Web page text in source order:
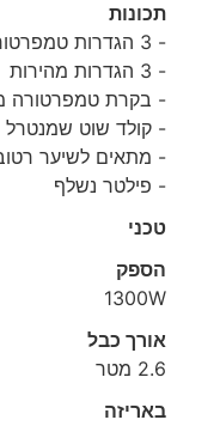
תכונות
- 3 הגדרות טמפרטורה
- 3 הגדרות מהירות
- בקרת טמפרטורה
- קולד שוט שמנטרל
- מתאים לשיער
- פילטר נשלף
טכני
הספק
1300W
אורך כבל
2.6 מטר
באריזה